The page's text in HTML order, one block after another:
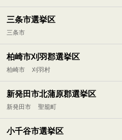
三条市選挙区
三条市
柏崎市刈羽郡選挙区
柏崎市 刈羽村
新発田市北蒲原郡選挙区
新発田市 聖籠町
小千谷市選挙区